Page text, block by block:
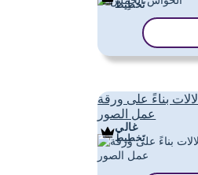
تَخطِيط
بناءً على ورقة
عمل الصور
غالي
تَخطِيط